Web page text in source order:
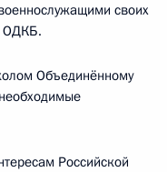
своих
ОДКБ.
Объединённому
Российской